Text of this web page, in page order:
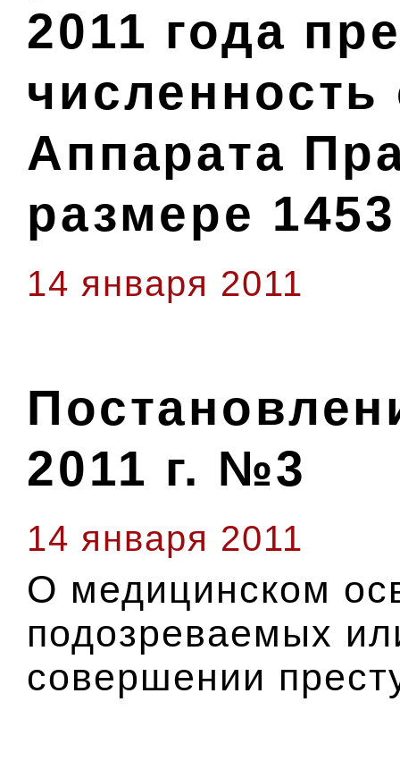
2011 года
численность
Аппарата
размере
14 января 2011
2011 г. №3
14 января 2011
О медицинском
подозреваемых
совершении